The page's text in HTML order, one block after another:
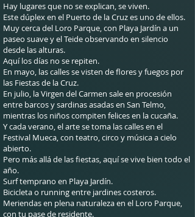
Hay lugares que no se explican, se viven.
Este dúplex en el Puerto de la Cruz es uno de ellos.
Muy cerca del Loro Parque, con Playa Jardín a un
paseo suave y el Teide observando en silencio
desde las alturas.
Aquí los días no se repiten.
En mayo, las calles se visten de flores y fuegos por
las Fiestas de la Cruz.
En julio, la Virgen del Carmen sale en procesión
entre barcos y sardinas asadas en San Telmo,
mientras los niños compiten felices en la cucaña.
Y cada verano, el arte se toma las calles en el
Festival Mueca, con teatro, circo y música a cielo
abierto.
Pero más allá de las fiestas, aquí se vive bien todo el
año.
Surf temprano en Playa Jardín.
Bicicleta o running entre jardines costeros.
Meriendas en plena naturaleza en el Loro Parque,
con tu pase de residente.